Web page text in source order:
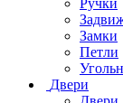
Замки
Петли
Двери